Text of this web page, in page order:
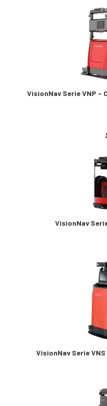
VisionNav Serie VNP –
VisionNav
VisionNav Serie